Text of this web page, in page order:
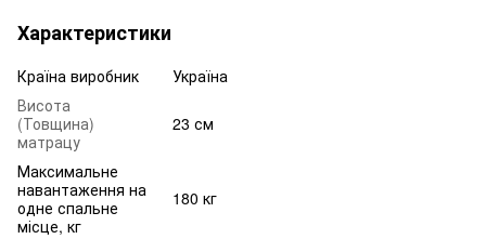
Характеристики
Країна виробник
Україна
Висота
(Товщина)
матрацу
23 см
Максимальне
навантаження на
одне спальне
місце, кг
180 кг